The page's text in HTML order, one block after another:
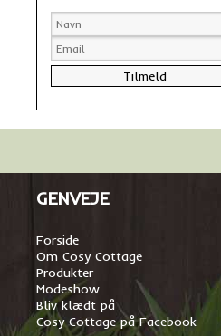
GENVEJE
Forside
Om Cosy Cottage
Produkter
Modeshow
Bliv klædt på
Cosy Cottage på Facebook